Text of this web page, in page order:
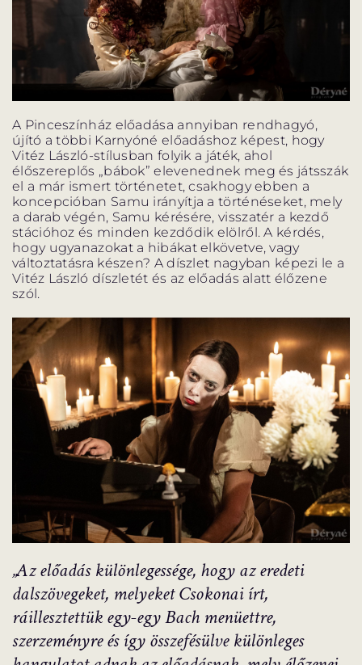
A Pinceszínház előadása annyiban rendhagyó,
újító a többi Karnyóné előadáshoz képest, hogy
Vitéz László-stílusban folyik a játék, ahol
élőszereplős „bábok” elevenednek meg és játsszák
el a már ismert történetet, csakhogy ebben a
koncepcióban Samu irányítja a történéseket, mely
a darab végén, Samu kérésére, visszatér a kezdő
stációhoz és minden kezdődik elölről. A kérdés,
hogy ugyanazokat a hibákat elkövetve, vagy
változtatásra készen? A díszlet nagyban képezi le a
Vitéz László díszletét és az előadás alatt élőzene
szól.
„Az előadás különlegessége, hogy az eredeti
dalszövegeket, melyeket Csokonai írt,
ráillesztettük egy-egy Bach menüettre,
szerzeményre és így összefésülve különleges